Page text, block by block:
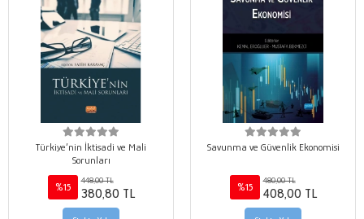
Türkiye’nin İktisadi ve Mali
Sorunları
%15
448,00 TL
380,80 TL
Savunma ve Güvenlik Ekonomisi
%15
480,00 TL
408,00 TL